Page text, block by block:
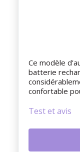
Ce modèle
batterie
confortable
Test et avis